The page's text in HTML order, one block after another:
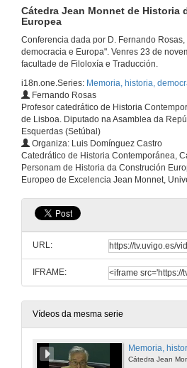
Cátedra Jean Monnet de Historia
Europea
Conferencia dada por D. Fernando
democracia e Europa". Venres 23 de
facultade de Filoloxía e Traducción.
i18n.one.Series: Memoria, historia,
Fernando Rosas
Profesor catedrático de Historia
de Lisboa. Diputado na Asamblea da
Esquerdas (Setúbal)
Organiza: Luis Domínguez Castro
Catedrático de Historia Contemporánea,
Personam de Historia da Construción
Europeo de Excelencia Jean Monnet,
URL:
IFRAME:
Vídeos da mesma serie
Memoria,